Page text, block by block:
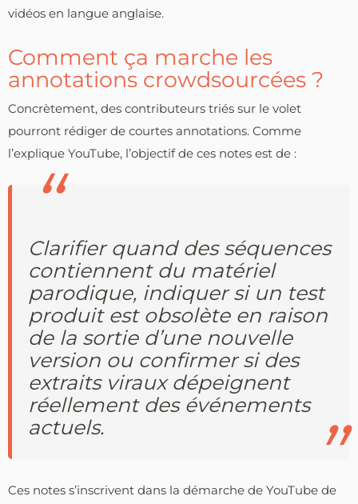
vidéos en langue anglaise.
Comment ça marche les
annotations crowdsourcées ?
Concrètement, des contributeurs triés sur le volet
pourront rédiger de courtes annotations. Comme
l’explique YouTube, l’objectif de ces notes est de :
Clarifier quand des séquences
contiennent du matériel
parodique, indiquer si un test
produit est obsolète en raison
de la sortie d’une nouvelle
version ou confirmer si des
extraits viraux dépeignent
réellement des événements
actuels.
Ces notes s’inscrivent dans la démarche de YouTube de